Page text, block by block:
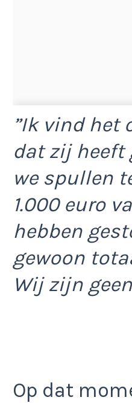
”Ik vind het
dat zij heeft
we spullen
1.000 euro
hebben
gewoon
Wij zijn
Op dat